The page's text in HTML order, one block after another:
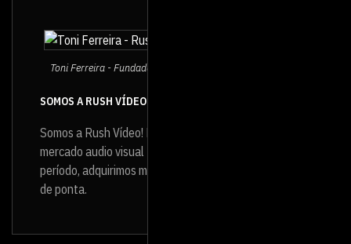
Toni Ferreira - Fundador e Diretor da Rush Vídeo
SOMOS A RUSH VÍDEO
Somos a Rush Vídeo! Produtora de vídeo que atua no
mercado audio visual
período, adquirimos muita experiência e infraestrutura
de ponta.